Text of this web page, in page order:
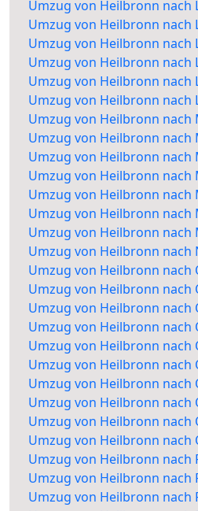
Umzug von Heilbronn nach
Umzug von Heilbronn nach
Umzug von Heilbronn nach
Umzug von Heilbronn nach
Umzug von Heilbronn nach
Umzug von Heilbronn nach
Umzug von Heilbronn nach
Umzug von Heilbronn nach
Umzug von Heilbronn nach
Umzug von Heilbronn nach
Umzug von Heilbronn nach
Umzug von Heilbronn nach
Umzug von Heilbronn nach
Umzug von Heilbronn nach
Umzug von Heilbronn nach
Umzug von Heilbronn
Umzug von Heilbronn nach
Umzug von Heilbronn nach
Umzug von Heilbronn nach
Umzug von Heilbronn nach
Umzug von Heilbronn nach
Umzug von Heilbronn
Umzug von Heilbronn nach
Umzug von Heilbronn nach
Umzug von Heilbronn nach
Umzug von Heilbronn nach
Umzug von Heilbronn nach